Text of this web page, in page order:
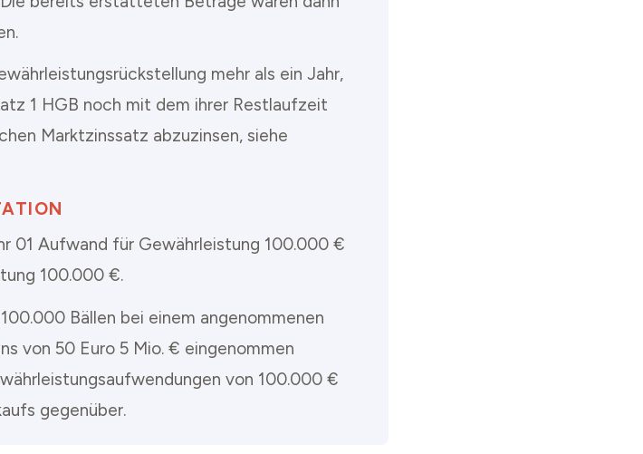
mehr als ein Jahr,
1 HGB noch mit dem ihrer Restlaufzeit
Marktzinssatz abzuzinsen, siehe
01 Aufwand für Gewährleistung 100.000 €
100.000 €.
Bällen bei einem angenommenen
von 50 Euro 5 Mio. € eingenommen
von 100.000 €
gegenüber.